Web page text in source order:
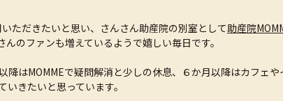
ただきたいと思い、さんさん助産院の別室として助産院
のファンも増えているようで嬉しい毎日です。
はMOMMEで疑問解消と少しの休息、６か月以降はカフェや
きたいと思っています。